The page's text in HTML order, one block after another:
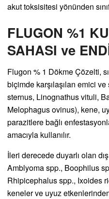
akut toksisitesi yönünden
FLUGON %1
SAHASI ve
Flugon % 1 Dökme Çözelti,
biçimde karşılaşılan emici
sternus, Linognathus vituli,
Melophagus ovinus), kene,
parazitlere bağlı
amacıyla kullanılır.
İleri derecede duyarlı olan
Amblyoma spp., Boophilus
Rhipicephalus spp., Ixoides
keneler ve uyuz